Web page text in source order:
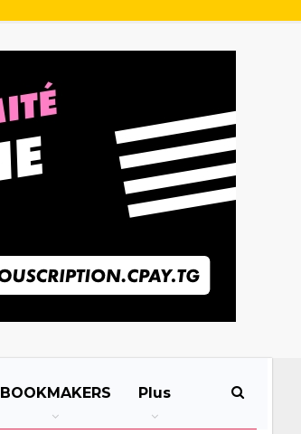
BOOKMAKERS Plus